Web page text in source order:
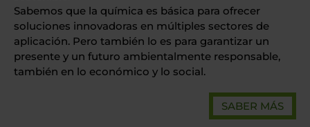
Sabemos que la química es básica para ofrecer
soluciones innovadoras en múltiples sectores de
aplicación. Pero también lo es para garantizar un
presente y un futuro ambientalmente responsable,
también en lo económico y lo social.
SABER MÁS